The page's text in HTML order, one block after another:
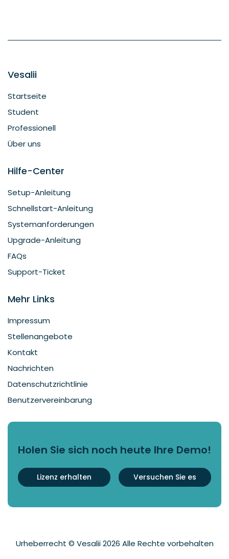
Vesalii
Startseite
Student
Professionell
Über uns
Hilfe-Center
Setup-Anleitung
Schnellstart-Anleitung
Systemanforderungen
Upgrade-Anleitung
FAQs
Support-Ticket
Mehr Links
Impressum
Stellenangebote
Kontakt
Nachrichten
Datenschutzrichtlinie
Benutzervereinbarung
Holen Sie sich noch heute Ihre Demo!
Lizenz erhalten Versuchen Sie es
Urheberrecht © Vesalii 2026 Alle Rechte vorbehalten